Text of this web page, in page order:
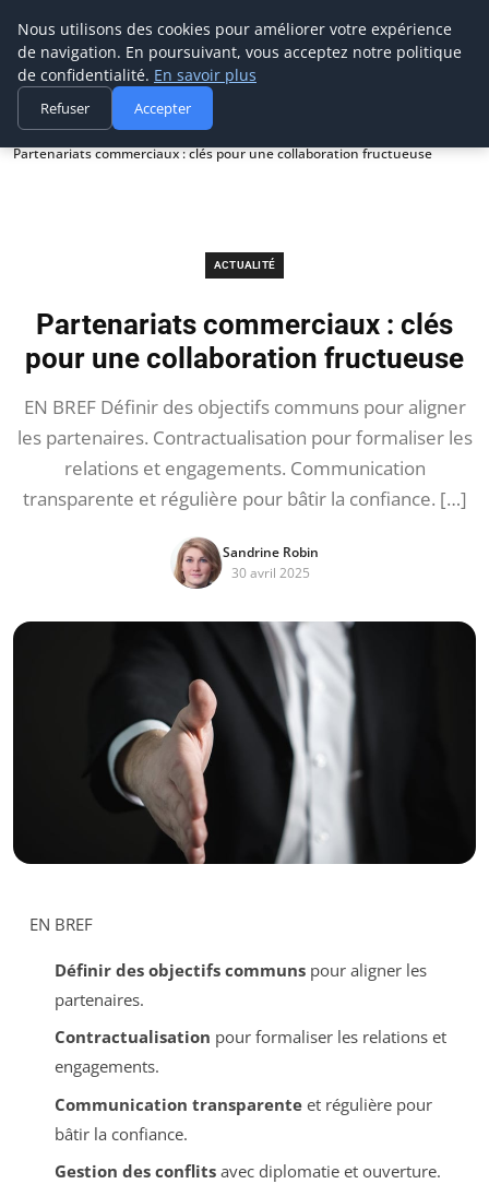
Prospection Pro
Accueil
Actualité
Partenariats commerciaux : clés pour une collaboration fructueuse
ACTUALITÉ
Partenariats commerciaux : clés
pour une collaboration fructueuse
EN BREF Définir des objectifs communs pour aligner
les partenaires. Contractualisation pour formaliser les
relations et engagements. Communication
transparente et régulière pour bâtir la confiance. […]
Sandrine Robin
30 avril 2025
EN BREF
Définir des objectifs communspour aligner les
partenaires.
Contractualisation pour formaliser les relations et
engagements.
Communication transparenteet régulière pour
bâtir la confiance.
Gestion des conflitsavec diplomatie et ouverture.
Nous utilisons des cookies pour améliorer votre expérience
de navigation. En poursuivant, vous acceptez notre politique
de confidentialité. En savoir plus
Refuser Accepter